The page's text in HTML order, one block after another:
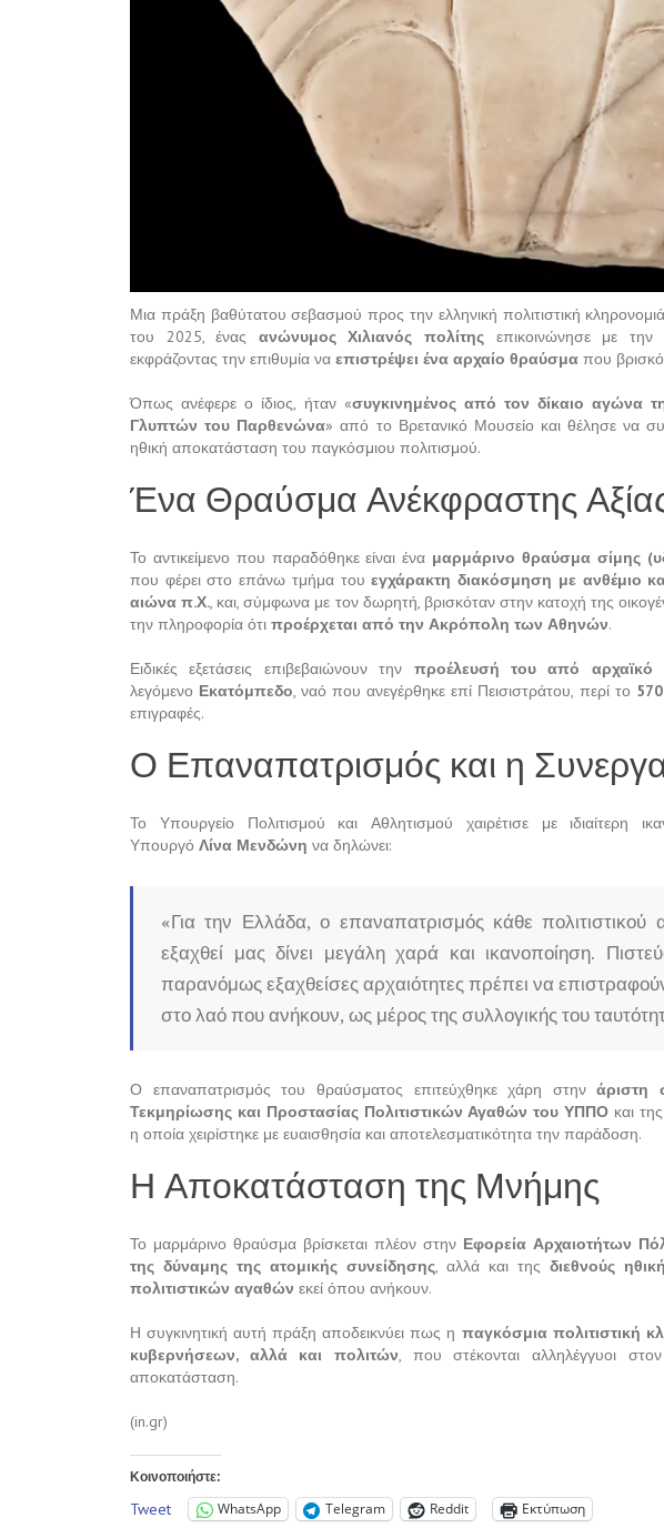
Μια πράξη βαθύτατου σεβασμού προς την ελληνική πολιτιστική
του 2025, ένας ανώνυμος Χιλιανός πολίτηςεπικοινώνησε με την
εκφράζοντας την επιθυμία να επιστρέψει ένα αρχαίο θραύσμα που
Όπως ανέφερε ο ίδιος, ήταν «συγκινημένος από τον δίκαιο αγώνα
Γλυπτών του Παρθενώνα» από το Βρετανικό Μουσείο και θέλησε να
ηθική αποκατάσταση του παγκόσμιου πολιτισμού.
Ένα Θραύσμα Ανέκφραστης
Το αντικείμενο που παραδόθηκε είναι ένα μαρμάρινο θραύσμα σίμης
που φέρει στο επάνω τμήμα τουεγχάρακτη διακόσμηση με ανθέμιο
αιώνα π.Χ., και, σύμφωνα με τον δωρητή, βρισκόταν στην κατοχή της
την πληροφορία ότι προέρχεται από την Ακρόπολη των Αθηνών.
Ειδικές εξετάσεις επιβεβαιώνουν την προέλευσή του από αρχαϊκό
λεγόμενο Εκατόμπεδο, ναό που ανεγέρθηκε επί Πεισιστράτου, περί το
επιγραφές.
Ο Επαναπατρισμός και η
Το Υπουργείο Πολιτισμού και Αθλητισμού χαιρέτισε με ιδιαίτερη
Υπουργό Λίνα Μενδώνη να δηλώνει:
«Για την Ελλάδα, ο επαναπατρισμός κάθε
εξαχθεί μας δίνει μεγάλη χαρά και ικανοποίηση.
παρανόμως εξαχθείσες αρχαιότητες πρέπει να
στο λαό που ανήκουν, ως μέρος της συλλογικής του
Ο επαναπατρισμός του θραύσματος επιτεύχθηκε χάρη στηνάριστη
Τεκμηρίωσης και Προστασίας Πολιτιστικών Αγαθών του ΥΠΠΟ και της
η οποία χειρίστηκε με ευαισθησία και αποτελεσματικότητα την παράδοση.
Η Αποκατάσταση της Μνήμης
Το μαρμάρινο θραύσμα βρίσκεται πλέον στην Εφορεία Αρχαιοτήτων
της δύναμης της ατομικής συνείδησης, αλλά και της διεθνούς
πολιτιστικών αγαθών εκεί όπου ανήκουν.
Η συγκινητική αυτή πράξη αποδεικνύει πως η παγκόσμια πολιτιστική
κυβερνήσεων, αλλά και πολιτών, που στέκονται αλληλέγγυοι
αποκατάσταση.
(in.gr)
Κοινοποιήστε:
Tweet WhatsApp Telegram Reddit Εκτύπωση